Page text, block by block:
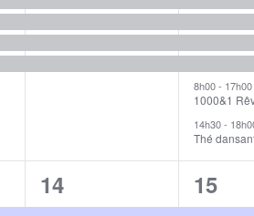
8h00- 17h00
1000&1
14h30-
Thé
5
14
6
15